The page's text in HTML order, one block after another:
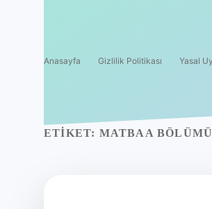
Anasayfa Gizlilik Politikası Yasal
ETIKET: MATBAA